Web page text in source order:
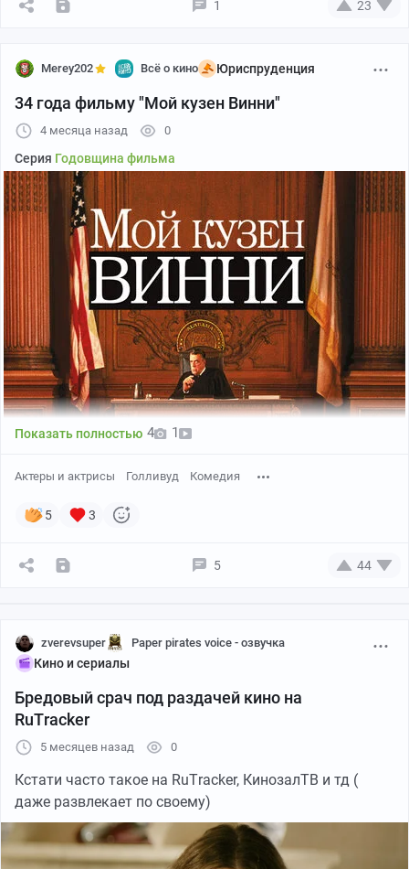
1 23
Merey202 Всё о кино Юриспруденция
34 года фильму "Мой кузен Винни"
4 месяца назад 0
Серия Годовщина фильма
Показать полностью 4 1
Актеры и актрисы Голливуд Комедия
5 3
5 44
zverevsuper Paper pirates voice - озвучка
Кино и сериалы
Бредовый срач под раздачей кино на
RuТrаckеr
5 месяцев назад 0
Кстати часто такое на RuТrаckеr, КинoзaлTВ и тд (
даже развлекает по своему)